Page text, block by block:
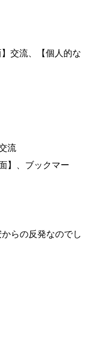
交流、【個人的な
流
】、ブックマー
らの反発なのでし